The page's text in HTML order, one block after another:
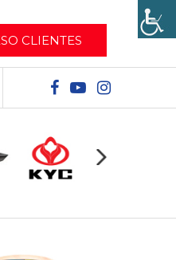
CLIENTES